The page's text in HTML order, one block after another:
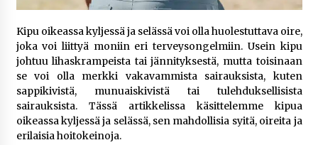
modernin maksuteknologian avulla
2 viikkoa sitten
Nina Rung – rikollisuuden tutkija ja väkivallan
ehkäisyn näkyvä ääni
2 viikkoa sitten
Kipu oikeassa kyljessä ja selässä voi olla huolestuttava oire,
joka voi liittyä moniin eri terveysongelmiin. Usein kipu
johtuu lihaskrampeista tai jännityksestä, mutta toisinaan
se voi olla merkki vakavammista sairauksista, kuten
sappikivistä, munuaiskivistä tai tulehduksellisista
sairauksista. Tässä artikkelissa käsittelemme kipua
oikeassa kyljessä ja selässä, sen mahdollisia syitä, oireita ja
erilaisia hoitokeinoja.